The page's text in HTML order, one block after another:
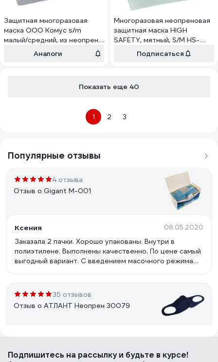
Защитная многоразовая
маска ООО Комус s/m
малый/средний, из неопрена,
серая 1299326
Аналоги
Многоразовая неопреновая
защитная маска HIGH
SAFETY, мятный, S/M HS-
M01-M-SM1Подписаться
Показать еще 40
1 2 3
Популярные отзывы
4 отзыва
Отзыв о Gigant M-001
Ксения 08.05.2020
Заказала 2 пачки. Хорошо упакованы. Внутри в
полиэтилене. Выполнены качественно. По цене самый
выгодный вариант. C введением масочного режима
35 отзывов
Отзыв о АТЛАНТ Неопрен 30079
Цена. На мою морду лица подошла очень хорошо,
Подпишитесь на рассылкуи будьте в курсе!